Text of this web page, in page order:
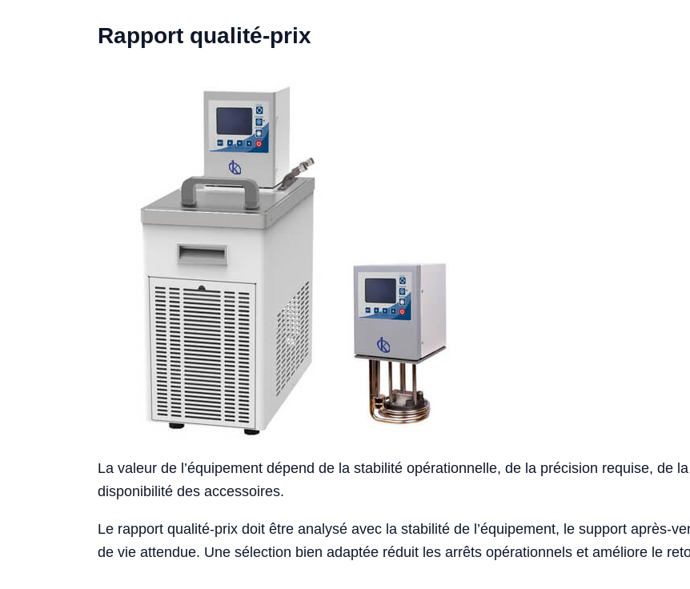
Rapport qualité-prix
La valeur de l’équipement dépend de la stabilité opérationnelle, de la précision requise, de
disponibilité des accessoires.
Le rapport qualité-prix doit être analysé avec la stabilité de l’équipement, le support après-
de vie attendue. Une sélection bien adaptée réduit les arrêts opérationnels et améliore le